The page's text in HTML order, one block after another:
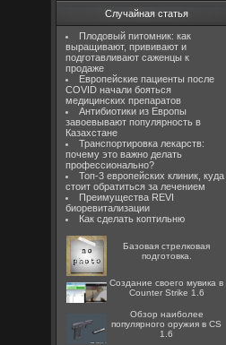
Случайная статья
Плодовый питомник: как
выращивают, прививают и
подготавливают саженцы к
продаже
Европейские пациенты после
COVID начали бояться
медицинских препаратов
Антибиотики из Европы
завоевывают популярность в
Казахстане
Транспортировка лекарств:
почему это важно делать
профессионально?
Топ-3 европейских клиник, куда
стоит обратиться за лечением
Преимущества REVI
биоревитализации
Как сделать коптильню
Базовая стрелковая
подготовка.
Создание своего мувика в
Counter Strike 1.6
Обзор наиболее
популярного оружия в CS
1.6